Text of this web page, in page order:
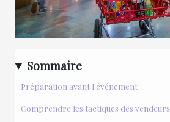
Sommaire
Préparation avant l'événement
Comprendre les tactiques des vendeurs